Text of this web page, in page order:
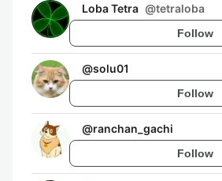
Loba Tetra @tetraloba
Follow
@solu01
Follow
@ranchan_gachi
Follow